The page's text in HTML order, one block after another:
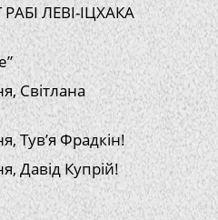
ЛЕВІ-ІЦХАКА
Світлана
Тув’я Фрадкін!
Давід Купрій!